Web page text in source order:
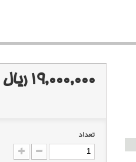
19,000,000 ریال
تعداد